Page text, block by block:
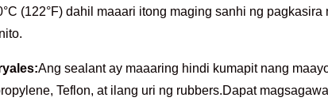
(122°F) dahil maaari itong maging sanhi ng pagkasira
Ang sealant ay maaaring hindi kumapit nang
Teflon, at ilang uri ng rubbers.Dapat